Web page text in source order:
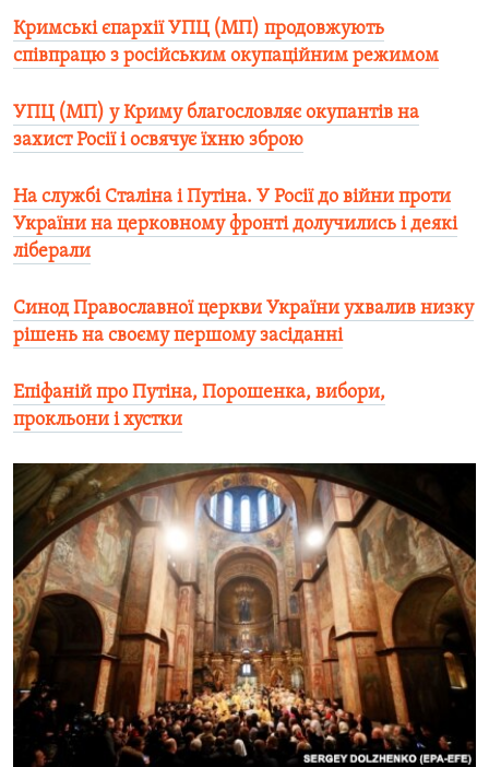
Кримські єпархії УПЦ (МП) продовжують
співпрацю з російським окупаційним режимом
УПЦ (МП) у Криму благословляє окупантів на
захист Росії і освячує їхню зброю
На службі Сталіна і Путіна. У Росії до війни проти
України на церковному фронті долучились і деякі
ліберали
Синод Православної церкви України ухвалив низку
рішень на своєму першому засіданні
Епіфаній про Путіна, Порошенка, вибори,
прокльони і хустки